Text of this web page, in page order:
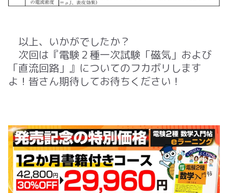
以上、いかがでしたか？
次回は『電験２種一次試験「磁気」および
「直流回路」』についてのフカボリします
よ！皆さん期待してお待ちください！